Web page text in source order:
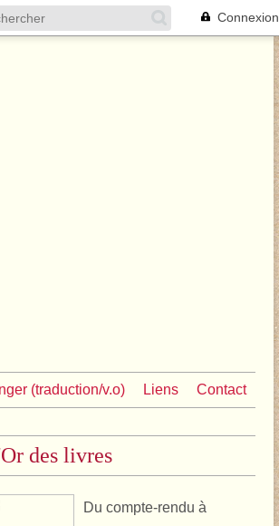
Connexion
(traduction/v.o) Liens Contact
des livres
Du compte-rendu à